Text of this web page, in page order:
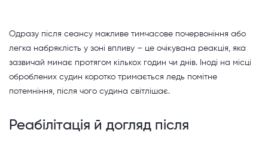
Одразу після сеансу можливе тимчасове почервоніння або
легка набряклість у зоні впливу – це очікувана реакція, яка
зазвичай минає протягом кількох годин чи днів. Іноді на місці
оброблених судин коротко тримається ледь помітне
потемніння, після чого судина світлішає.
Реабілітація й догляд після